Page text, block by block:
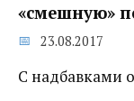
«смешную»
23.08.2017
С надбавками